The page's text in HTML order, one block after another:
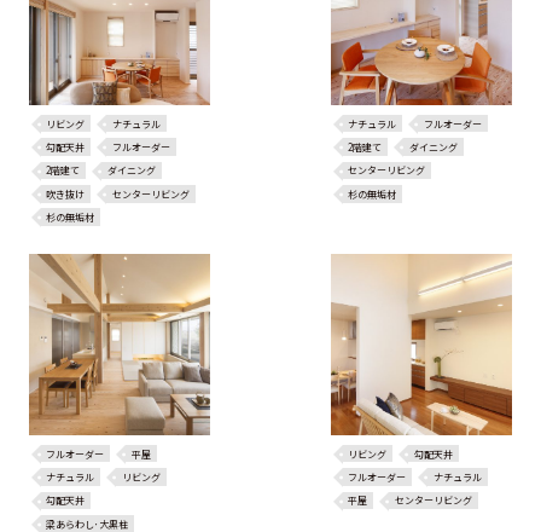
リビング
ナチュラル
勾配天井
フルオーダー
2階建て
ダイニング
吹き抜け
センターリビング
杉の無垢材
ナチュラル
フルオーダー
2階建て
ダイニング
センターリビング
杉の無垢材
フルオーダー
平屋
ナチュラル
リビング
勾配天井
梁あらわし･大黒柱
リビング
勾配天井
フルオーダー
ナチュラル
平屋
センターリビング